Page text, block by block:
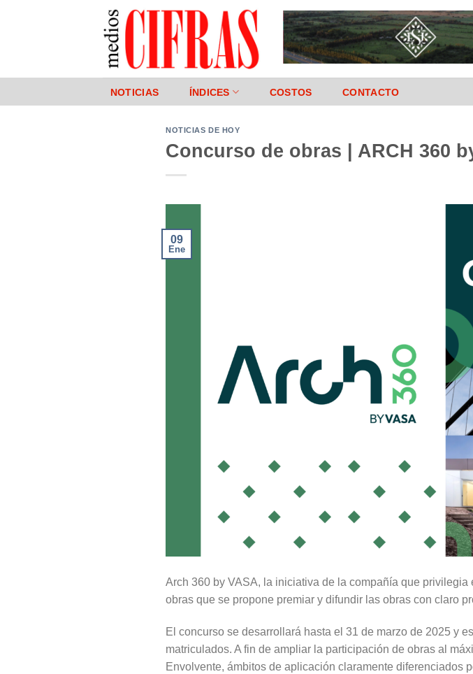
NOTICIAS ÍNDICES COSTOS CONTACTO
NOTICIAS DE HOY
Concurso de obras | ARCH 360
09
Ene
Arch 360 by VASA, la iniciativa de la compañía que
obras que se propone premiar y difundir las obras con claro
El concurso se desarrollará hasta el 31 de marzo de 2025 y
matriculados. A fin de ampliar la participación de obras al
Envolvente, ámbitos de aplicación claramente diferenciados